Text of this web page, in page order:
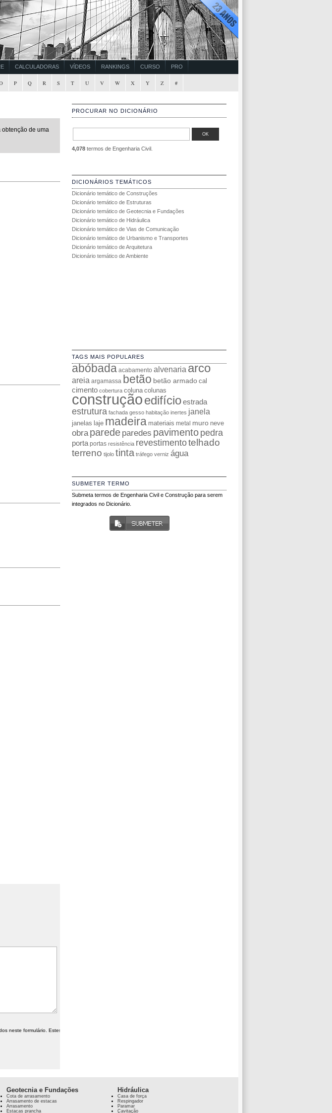
CALCULADORAS VÍDEOS RANKINGS CURSO PRO
P Q R S T U V W X Y Z #
de uma
neste formulário. Estes
PROCURAR NO DICIONÁRIO
4,078termos de Engenharia Civil.
DICIONÁRIOS TEMÁTICOS
Dicionário temático de Construções
Dicionário temático de Estruturas
Dicionário temático de Geotecnia e Fundações
Dicionário temático de Hidráulica
Dicionário temático de Vias de Comunicação
Dicionário temático de Urbanismo e Transportes
Dicionário temático de Arquitetura
Dicionário temático de Ambiente
TAGS MAIS POPULARES
abóbada acabamento alvenariaarco
areia argamassa betão betão armado cal
cimento cobertura coluna colunas
construçãoedifício estrada
estrutura fachada gesso habitação inertes janela
janelas laje madeira materiais metal muro neve
obra parede paredes pavimento pedra
porta portas resistência revestimentotelhado
terreno tijolo tinta tráfego verniz água
SUBMETER TERMO
Submeta termos de Engenharia Civil e Construção para serem
integrados no Dicionário.
Geotecnia e Fundações
Cota de arrasamento
Arrasamento de estacas
Arrasamento
Estacas prancha
Hidráulica
Casa de força
Respingador
Paramar
Cavitação